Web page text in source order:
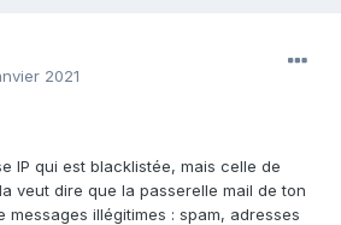
2021
IP qui est blacklistée, mais celle de
veut dire que la passerelle mail de ton
messages illégitimes : spam, adresses